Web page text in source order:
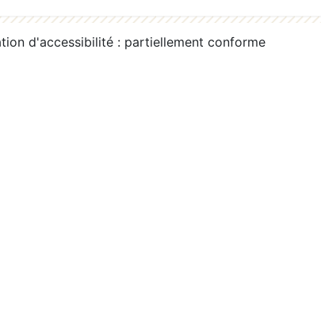
d'accessibilité : partiellement conforme